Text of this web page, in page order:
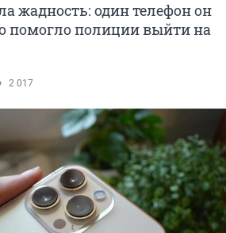
жадность: один телефон он
помогло полиции выйти на
2 017